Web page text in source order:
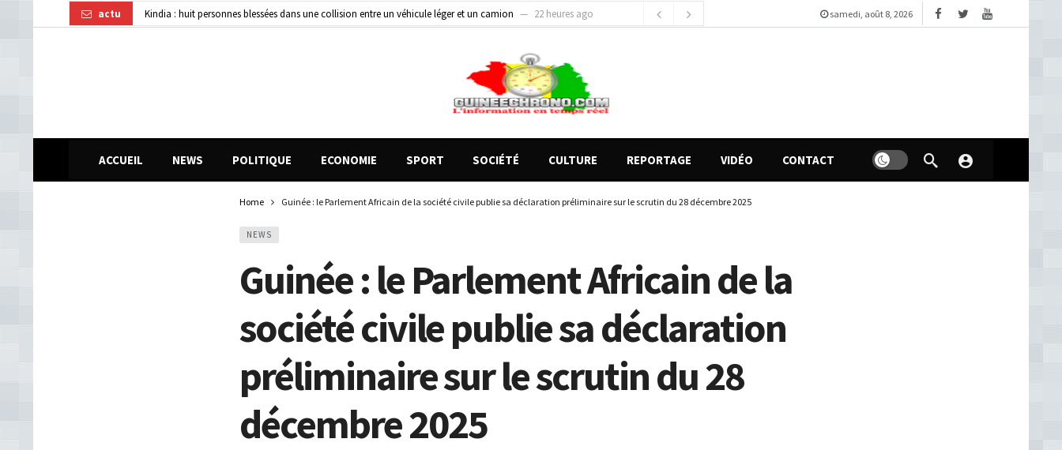
actu Affaire disparition d’argent à AFG Bank : les regards tournés vers la justice (par Mohamed lamine KOUROUMA)
1 jour ago
samedi, août 8, 2026
ACCUEIL NEWS POLITIQUE ECONOMIE SPORT SOCIÉTÉ CULTURE REPORTAGE VIDÉO CONTACT
Home Guinée : le Parlement Africain de la société civile publie sa déclaration préliminaire sur le scrutin du 28 décembre 2025
NEWS
Guinée : le Parlement Africain de la
société civile publie sa déclaration
préliminaire sur le scrutin du 28
décembre 2025